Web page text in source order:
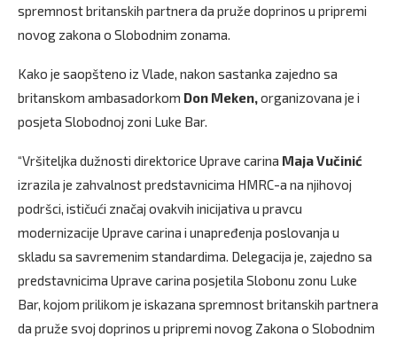
spremnost britanskih partnera da pruže doprinos u pripremi
novog zakona o Slobodnim zonama.
Kako je saopšteno iz Vlade, nakon sastanka zajedno sa
britanskom ambasadorkom Don Meken,organizovana je i
posjeta Slobodnoj zoni Luke Bar.
“Vršiteljka dužnosti direktorice Uprave carina Maja Vučinić
izrazila je zahvalnost predstavnicima HMRC-a na njihovoj
podršci, ističući značaj ovakvih inicijativa u pravcu
modernizacije Uprave carina i unapređenja poslovanja u
skladu sa savremenim standardima. Delegacija je, zajedno sa
predstavnicima Uprave carina posjetila Slobonu zonu Luke
Bar, kojom prilikom je iskazana spremnost britanskih partnera
da pruže svoj doprinos u pripremi novog Zakona o Slobodnim